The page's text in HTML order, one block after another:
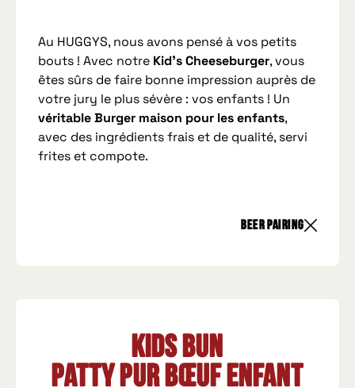
Au HUGGYS, nous avons pensé à vos petits
bouts ! Avec notre Kid’s Cheeseburger, vous
êtes sûrs de faire bonne impression auprès de
votre jury le plus sévère : vos enfants ! Un
véritable Burger maison pour les enfants,
avec des ingrédients frais et de qualité, servi
frites et compote.
beer pairing
Kids Bun
Patty pur bœuf enfant